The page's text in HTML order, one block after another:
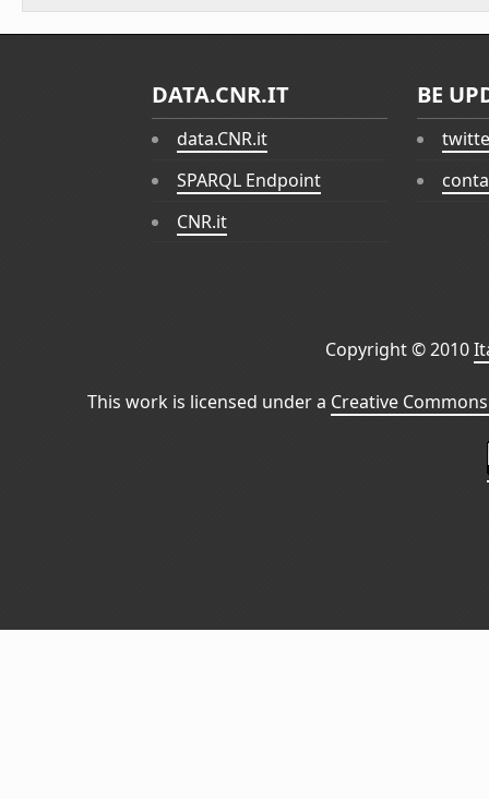
DATA.CNR.IT
data.CNR.it
SPARQL Endpoint
CNR.it
BE
Copyright © 2010
This work is licensed under a Creative